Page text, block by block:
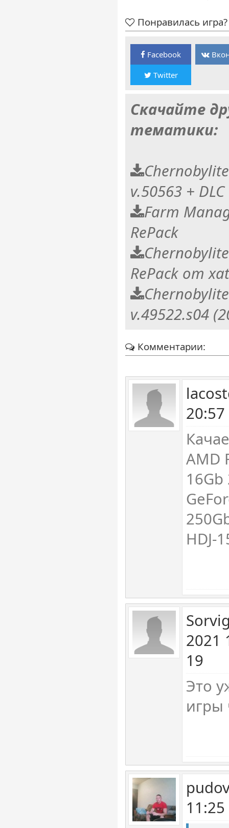
Понравилась
Facebook
Twitter
Скачайте
тематики:
v.50563 +
Farm
RePack
RePack от
v.49522.s04
Комментарии:
AMD
HDJ-
2021
19
Это
игры